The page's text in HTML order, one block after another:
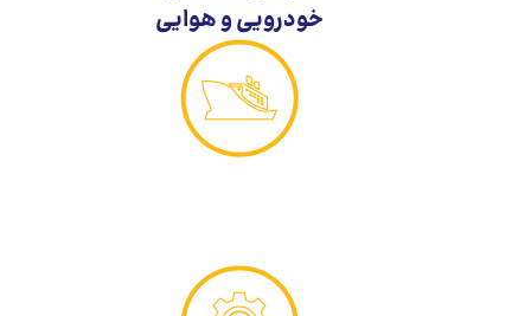
خودرویی و هوایی